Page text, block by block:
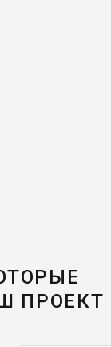
ПРОЕКТ